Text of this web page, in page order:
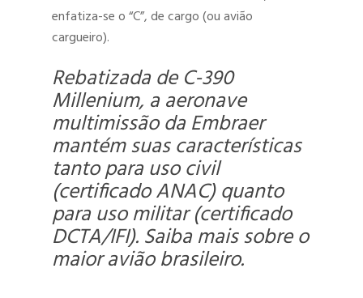
enfatiza-se o “C”, de cargo (ou avião
cargueiro).
Rebatizada de C-390
Millenium, a aeronave
multimissão da Embraer
mantém suas características
tanto para uso civil
(certificado ANAC) quanto
para uso militar (certificado
DCTA/IFI). Saiba mais sobre o
maior avião brasileiro.